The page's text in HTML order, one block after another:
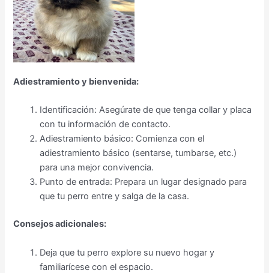
Adiestramiento y bienvenida:
Identificación: Asegúrate de que tenga collar y placa
con tu información de contacto.
Adiestramiento básico: Comienza con el
adiestramiento básico (sentarse, tumbarse, etc.)
para una mejor convivencia.
Punto de entrada: Prepara un lugar designado para
que tu perro entre y salga de la casa.
Consejos adicionales:
Deja que tu perro explore su nuevo hogar y
familiarícese con el espacio.